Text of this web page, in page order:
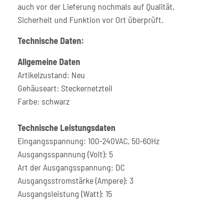
auch vor der Lieferung nochmals auf Qualität,
Sicherheit und Funktion vor Ort überprüft.
Technische Daten:
Allgemeine Daten
Artikelzustand: Neu
Gehäuseart: Steckernetzteil
Farbe: schwarz
Technische Leistungsdaten
Eingangsspannung: 100-240VAC, 50-60Hz
Ausgangsspannung (Volt): 5
Art der Ausgangsspannung: DC
Ausgangsstromstärke (Ampere): 3
Ausgangsleistung (Watt): 15